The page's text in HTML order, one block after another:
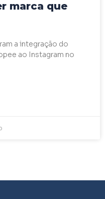
marca que
a integração do
ao Instagram no